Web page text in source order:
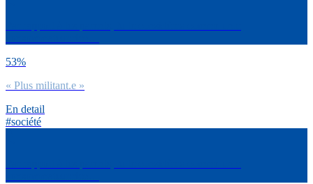
53%
« Plus militant.e »
En detail
#société